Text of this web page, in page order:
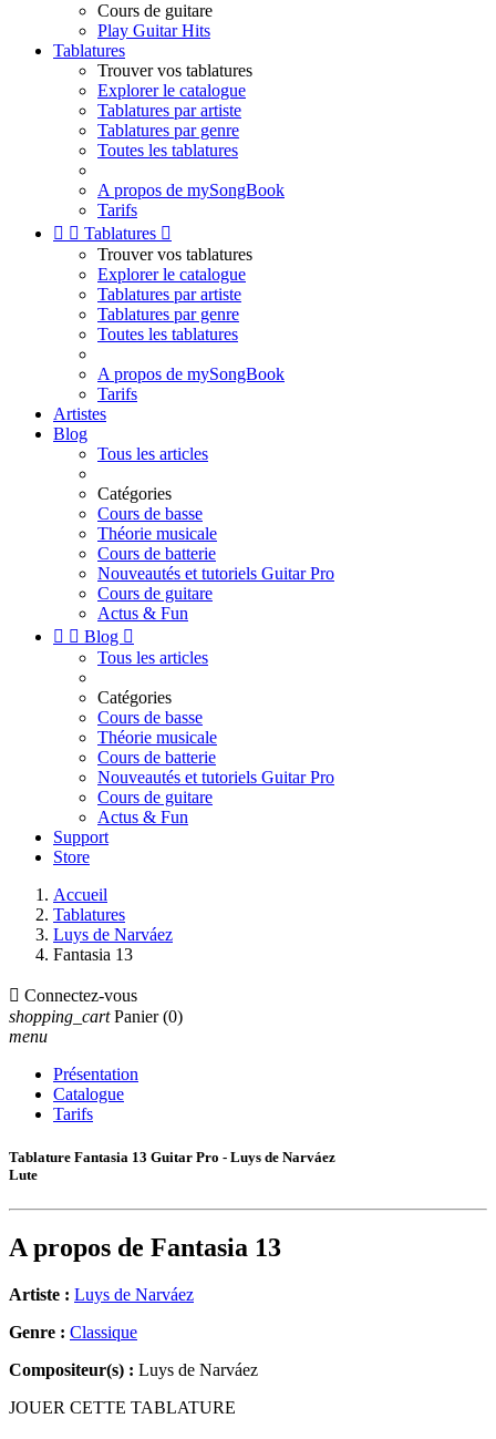
Cours de guitare
Play Guitar Hits
Tablatures
Trouver vos tablatures
Explorer le catalogue
Tablatures par artiste
Tablatures par genre
Toutes les tablatures
A propos de mySongBook
Tarifs
  Tablatures 
Trouver vos tablatures
Explorer le catalogue
Tablatures par artiste
Tablatures par genre
Toutes les tablatures
A propos de mySongBook
Tarifs
Artistes
Blog
Tous les articles
Catégories
Cours de basse
Théorie musicale
Cours de batterie
Nouveautés et tutoriels Guitar Pro
Cours de guitare
Actus & Fun
  Blog 
Tous les articles
Catégories
Cours de basse
Théorie musicale
Cours de batterie
Nouveautés et tutoriels Guitar Pro
Cours de guitare
Actus & Fun
Support
Store
Accueil
Tablatures
Luys de Narváez
Fantasia 13
 Connectez-vous
shopping_cart Panier (0)
menu
Présentation
Catalogue
Tarifs
Tablature Fantasia 13 Guitar Pro - Luys de Narváez
Lute
A propos de Fantasia 13
Artiste : Luys de Narváez
Genre : Classique
Compositeur(s) : Luys de Narváez
JOUER CETTE TABLATURE